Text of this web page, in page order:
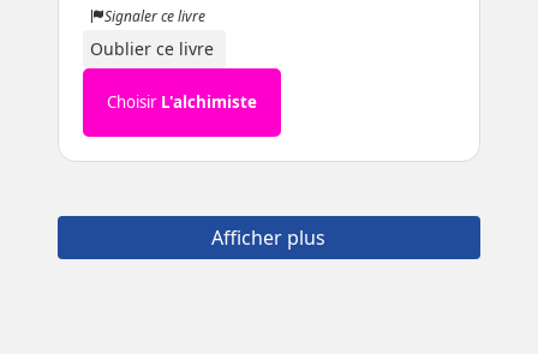
Signaler ce livre
Oublier ce livre
Choisir L'alchimiste
Afficher plus